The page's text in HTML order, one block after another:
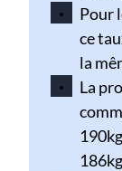
Pour
ce
la
La